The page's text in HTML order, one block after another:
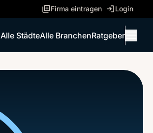
Firma eintragen Login
Alle StädteAlle BranchenRatgeber